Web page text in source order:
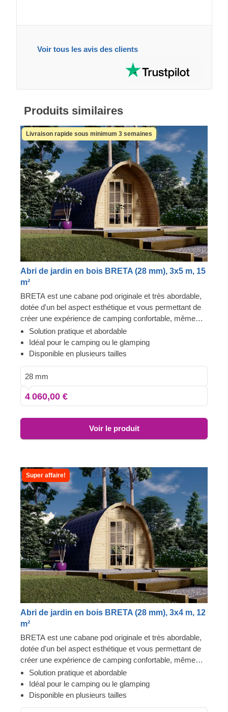
Voir tous les avis des clients
Produits similaires
Livraison rapide sous minimum 3 semaines
Abri de jardin en bois BRETA (28 mm), 3x5 m, 15
m²
BRETA est une cabane pod originale et très abordable,
dotée d'un bel aspect esthétique et vous permettant de
créer une expérience de camping confortable, même
dans votre propre jardin ! Transformez l'espace intérieur
du pod pour en faire une chambre d'amis confortable,
une solution de camping ou de glamping. De plus, ces
également servir de base pour une chambre d'hôte
original !
Solution pratique et abordable
Idéal pour le camping ou le glamping
Disponible en plusieurs tailles
28 mm
4 060,00 €
Voir le produit
Super affaire!
Abri de jardin en bois BRETA (28 mm), 3x4 m, 12
m²
BRETA est une cabane pod originale et très abordable,
dotée d'un bel aspect esthétique et vous permettant de
créer une expérience de camping confortable, même
dans votre propre jardin ! Transformez l'espace intérieur
du pod pour en faire une chambre d'amis confortable,
une solution de camping ou de glamping. De plus, ces
Solution pratique et abordable
Idéal pour le camping ou le glamping
Disponible en plusieurs tailles